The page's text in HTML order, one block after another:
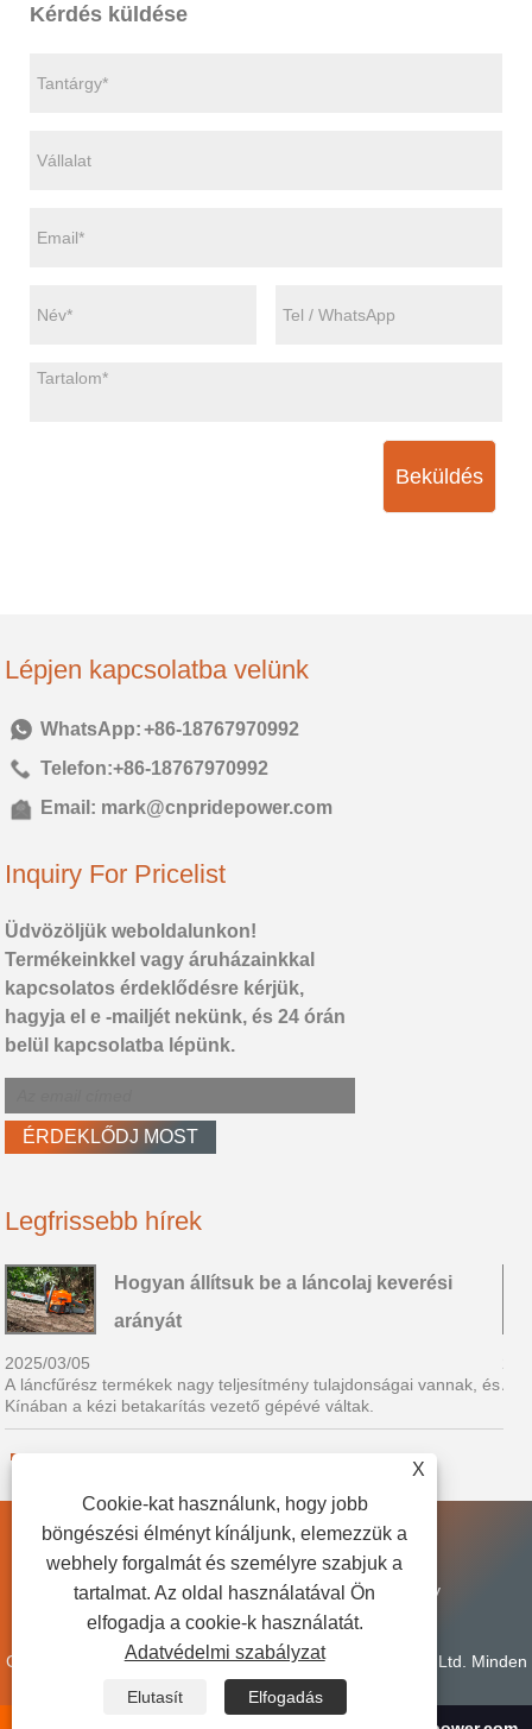
Kérdés küldése
Beküldés
Lépjen kapcsolatba velünk
Tel:+86-18767970992
Telefon:+86-18767970992
Email: mark@cnpridepower.com
Inquiry For Pricelist
Üdvözöljük weboldalunkon!
Termékeinkkel vagy áruházainkkal
kapcsolatos érdeklődésre kérjük,
hagyja el e -mailjét nekünk, és 24 órán
belül kapcsolatba lépünk.
Legfrissebb hírek
Hogyan állítsuk be a láncolaj keverési
arányát
2025/03/05
A láncfűrész termékek nagy teljesítmény tulajdonságai vannak, és
Kínában a kézi betakarítás vezető gépévé váltak.
A
Linkek Sitemap RSS XML Privacy Policy
Copyright © 2025 Zhejiang Huaao Power Machinery Co., Ltd. Minden
jog fenntartva.
X
Cookie-kat használunk, hogy jobb
böngészési élményt kínáljunk, elemezzük a
webhely forgalmát és személyre szabjuk a
tartalmat. Az oldal használatával Ön
elfogadja a cookie-k használatát.
Adatvédelmi szabályzat
Elutasít
Elfogadás